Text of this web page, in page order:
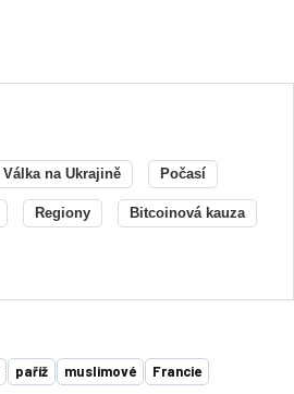
Válka na Ukrajině Počasí
Regiony Bitcoinová kauza
paříž muslimové Francie